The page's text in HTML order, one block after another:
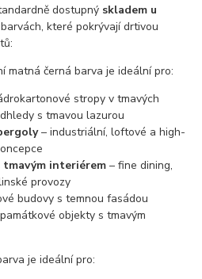
dostupný skladem u
které pokrývají drtivou
matná černá barva je ideální pro:
stropy v tmavých
s tmavou lazurou
– industriální, loftové a high-
tmavým interiérem – fine dining,
provozy
budovy s temnou fasádou
objekty s tmavým
je ideální pro: